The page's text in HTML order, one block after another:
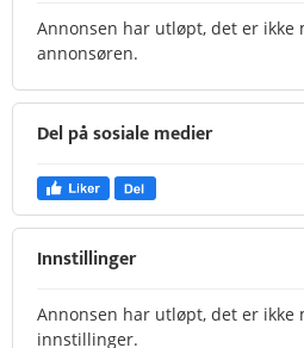
Annonsen har utløpt, det er ikke
annonsøren.
Del på sosiale medier
Innstillinger
Annonsen har utløpt, det er ikke
innstillinger.